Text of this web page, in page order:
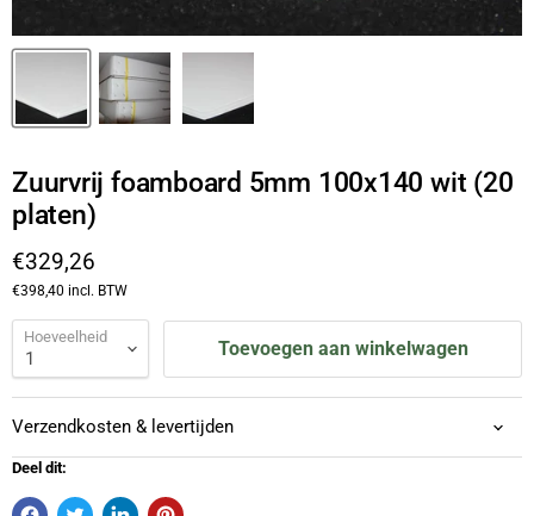
Zuurvrij foamboard 5mm 100x140 wit (20
platen)
Huidige prijs
€329,26
€398,40 incl. BTW
Hoeveelheid Toevoegen aan winkelwagen
Verzendkosten & levertijden
Deel dit: